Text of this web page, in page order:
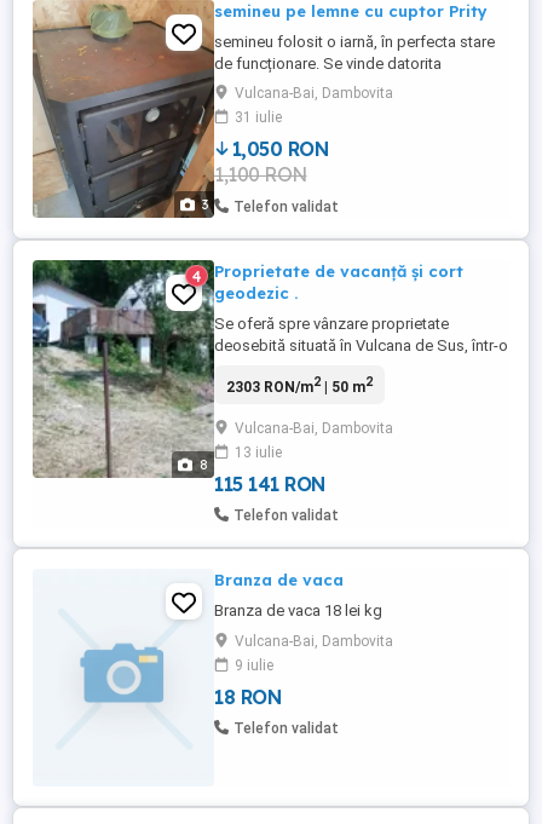
3
semineu pe lemne cu cuptor Prity
semineu folosit o iarnă, în perfecta stare
de funcționare. Se vinde datorita
achiziționării unui termosemineu tot de la
Prity. Am fost foarte mulțumit de
rentabilitatea lui cu toate ca suprafața de
încălzire este mare. Pentru o distanță
rezonabilă îl pot livra personal.
Vulcana-Bai, Dambovita
31 iulie
1,050 RON
1,100 RON
Telefon validat
8
4
Proprietate de vacanță și cort
geodezic .
Se oferă spre vânzare proprietate
deosebită situată în Vulcana de Sus, într-o
de vacanță, glamping, A-frame sau
teren intravilan 929 mp cu deschidere 40
m studiu geotehnic efectuat piloni de
beton 30x30 pentru ...
2303 RON/m2| 50 m2
Vulcana-Bai, Dambovita
13 iulie
115 141 RON
Telefon validat
Branza de vaca
Branza de vaca 18 lei kg
Vulcana-Bai, Dambovita
9 iulie
18 RON
Telefon validat